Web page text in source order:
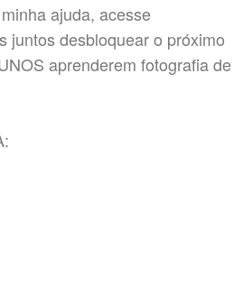
ajuda, acesse
juntos desbloquear o próximo
aprenderem fotografia de